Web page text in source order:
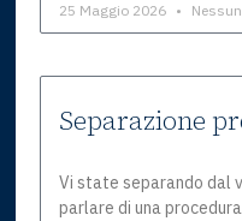
25 Maggio 2026
Separazione
Vi state separando dal
parlare di una